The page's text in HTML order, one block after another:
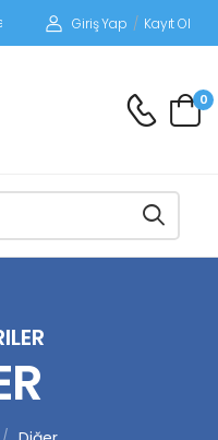
alıcı ödemeli gönderilir.
Giriş Yap / Kayıt Ol
0